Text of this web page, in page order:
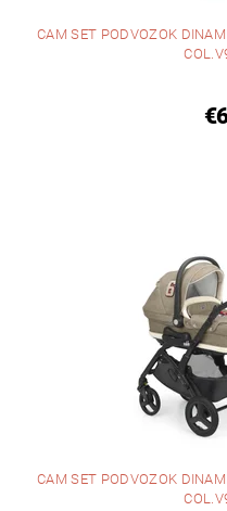
CAM SET PODVOZOK
CAM SET PODVOZOK